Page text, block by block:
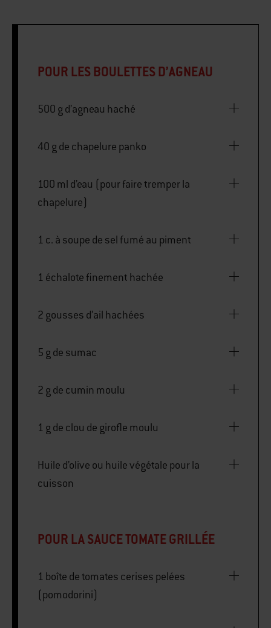
POUR LES BOULETTES D’AGNEAU
500 g d’agneau haché
40 g de chapelure panko
100 ml d’eau (pour faire tremper la
chapelure)
1 c. à soupe de sel fumé au piment
1 échalote finement hachée
2 gousses d’ail hachées
5 g de sumac
2 g de cumin moulu
1 g de clou de girofle moulu
Huile d’olive ou huile végétale pour la
cuisson
POUR LA SAUCE TOMATE GRILLÉE
1 boîte de tomates cerises pelées
(pomodorini)